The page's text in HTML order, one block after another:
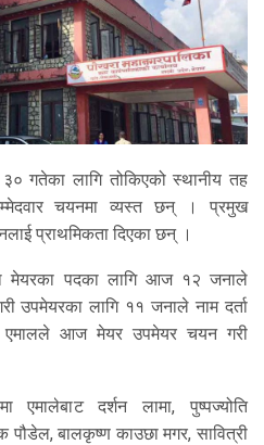
गतेका लागि तोकिएको स्थानीय तह
चयनमा व्यस्त छन् । प्रमुख
प्राथमिकता दिएका छन् ।
मेयरका पदका लागि आज १२ जनाले
उपमेयरका लागि ११ जनाले नाम दर्ता
एमालले आज मेयर उपमेयर चयन गरी
एमालेबाट दर्शन लामा, पुष्पज्योति
पौडेल, बालकृष्ण काउछा मगर, सावित्री